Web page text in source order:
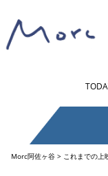
Morc阿佐ヶ谷> これまでの上